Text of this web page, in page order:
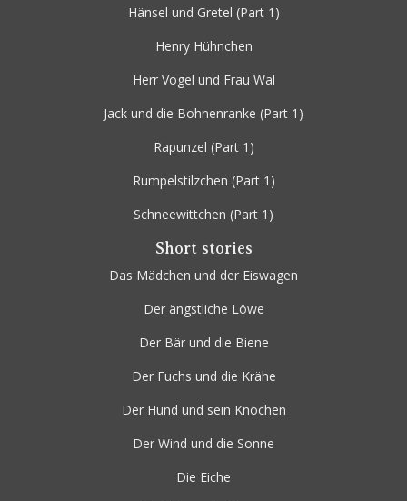
Hänsel und Gretel (Part 1)
Henry Hühnchen
Herr Vogel und Frau Wal
Jack und die Bohnenranke (Part 1)
Rapunzel (Part 1)
Rumpelstilzchen (Part 1)
Schneewittchen (Part 1)
Short stories
Das Mädchen und der Eiswagen
Der ängstliche Löwe
Der Bär und die Biene
Der Fuchs und die Krähe
Der Hund und sein Knochen
Der Wind und die Sonne
Die Eiche